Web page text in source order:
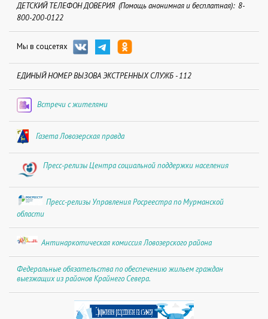
ДЕТСКИЙ ТЕЛЕФОН ДОВЕРИЯ (Помощь анонимная и бесплатная): 8-
800-200-0122
Мы в соцсетях
ЕДИНЫЙ НОМЕР ВЫЗОВА ЭКСТРЕННЫХ СЛУЖБ - 112
Встречи с жителями
Газета Ловозерская правда
Пресс-релизы Центра социальной поддержки населения
Пресс-релизы Управления Росреестра по Мурманской
области
Антинаркотическая комиссия Ловозерского района
Федеральные обязательства по обеспечению жильем граждан
выезжащих из районов Крайнего Севера.